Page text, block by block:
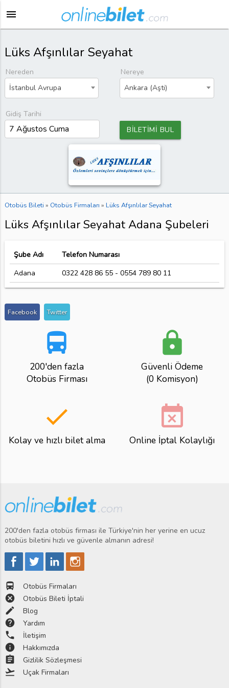
menu
Lüks Afşınlılar Seyahat
Nereden
İstanbul Avrupa
Nereye
Ankara (Aşti)
Gidiş Tarihi
BİLETİMİ BUL
Otobüs Bileti » Otobüs Firmaları » Lüks Afşınlılar Seyahat
Lüks Afşınlılar Seyahat Adana Şubeleri
Şube Adı
Telefon Numarası
Adana
0322 428 86 55 - 0554 789 80 11
Facebook Twitter
directions_bus
200'den fazla
Otobüs Firması
lock
Güvenli Ödeme
(0 Komisyon)
done
Kolay ve hızlı bilet alma
event_busy
Online İptal Kolaylığı
200'den fazla otobüs firması ile Türkiye'nin her yerine en ucuz
otobüs biletini hızlı ve güvenle almanın adresi!
directions_bus Otobüs Firmaları
cancel Otobüs Bileti İptali
edit Blog
help Yardım
phone İletişim
info Hakkımızda
assignment Gizlilik Sözleşmesi
flight_takeoff Uçak Firmaları